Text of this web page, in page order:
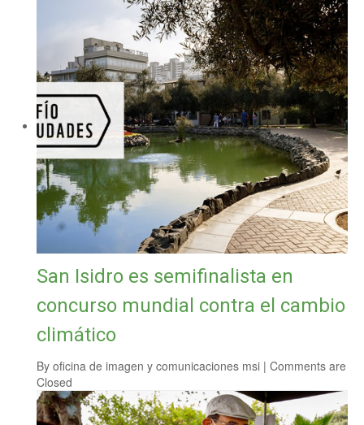
San Isidro es semifinalista en
concurso mundial contra el cambio
climático
By oficina de imagen y comunicaciones msi | Comments are
Closed